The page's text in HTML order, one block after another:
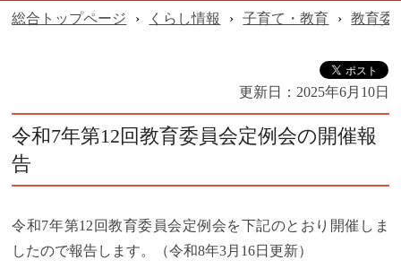
総合トップページ › くらし情報 › 子育て・教育 › 教育委
更新日： 2025年6月10日
令和7年第12回教育委員会定例会の開催報
告
令和7年第12回教育委員会定例会を下記のとおり開催しま
したので報告します。（令和8年3月16日更新）